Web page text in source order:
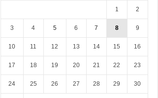
1 2
3 4 5 6 7 8 9
10 11 12 13 14 15 16
17 18 19 20 21 22 23
24 25 26 27 28 29 30